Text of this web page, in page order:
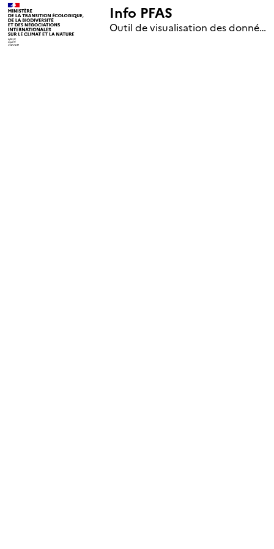
Info PFAS
Outil de visualisation des données nationales de surveillance des substances PFAS (mise à jour le 1er jour de chaque mois)
+
–